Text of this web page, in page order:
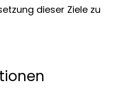
dieser Ziele zu